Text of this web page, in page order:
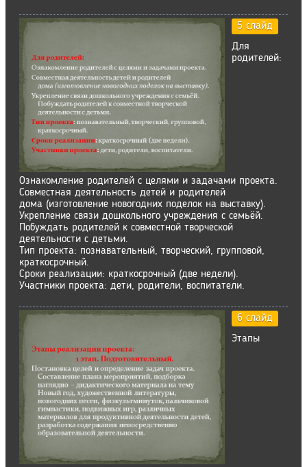
5 слайд
Для
родителей:
Ознакомление родителей с целями и задачами проекта.
Совместная деятельность детей и родителей
дома (изготовление новогодних поделок на выставку).
Укрепление связи дошкольного учреждения с семьёй.
Побуждать родителей к совместной творческой
деятельности с детьми.
Тип проекта: познавательный, творческий, групповой,
краткосрочный.
Сроки реализации: краткосрочный (две недели).
Участники проекта: дети, родители, воспитатели.
6 слайд
Этапы